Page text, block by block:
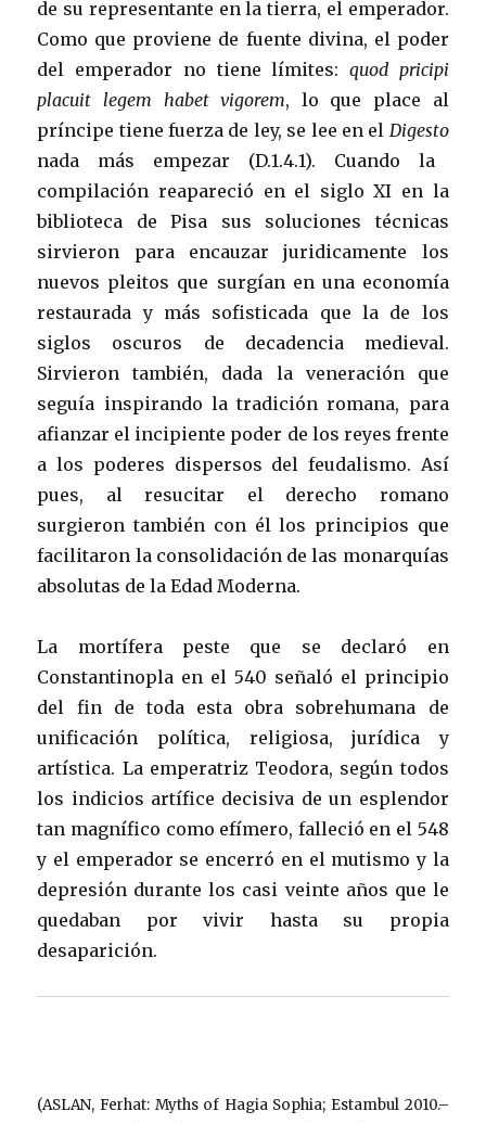
de su representante en la tierra, el emperador.
Como que proviene de fuente divina, el poder
del emperador no tiene límites: quod pricipi
placuit legem habet vigorem, lo que place al
príncipe tiene fuerza de ley, se lee en el Digesto
nada más empezar (D.1.4.1). Cuando la
compilación reapareció en el siglo XI en la
biblioteca de Pisa sus soluciones técnicas
sirvieron para encauzar juridicamente los
nuevos pleitos que surgían en una economía
restaurada y más sofisticada que la de los
siglos oscuros de decadencia medieval.
Sirvieron también, dada la veneración que
seguía inspirando la tradición romana, para
afianzar el incipiente poder de los reyes frente
a los poderes dispersos del feudalismo. Así
pues, al resucitar el derecho romano
surgieron también con él los principios que
facilitaron la consolidación de las monarquías
absolutas de la Edad Moderna.
La mortífera peste que se declaró en
Constantinopla en el 540 señaló el principio
del fin de toda esta obra sobrehumana de
unificación política, religiosa, jurídica y
artística. La emperatriz Teodora, según todos
los indicios artífice decisiva de un esplendor
tan magnífico como efímero, falleció en el 548
y el emperador se encerró en el mutismo y la
depresión durante los casi veinte años que le
quedaban por vivir hasta su propia
desaparición.
(ASLAN, Ferhat: Myths of Hagia Sophia; Estambul 2010.–